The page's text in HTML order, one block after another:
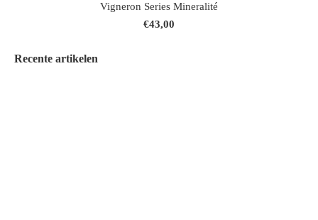
Vigneron Series Mineralité
€43,00
Recente artikelen